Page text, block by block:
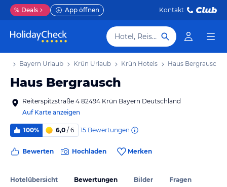
% Deals App öffnen Kontakt
Hotel, Reiseziel
Bayern Urlaub Krün Urlaub Krün Hotels Haus Bergrausch
Haus Bergrausch
Reiterspitzstraße 4 82494 Krün Bayern Deutschland
Auf Karte anzeigen
100% 6,0 / 6 15 Bewertungen
Bewerten Hochladen Merken
Hotelübersicht Bewertungen Bilder Fragen